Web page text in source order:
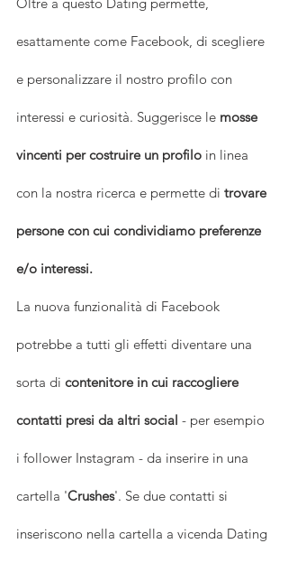
esattamente come Facebook, di scegliere
e personalizzare il nostro profilo con
interessi e curiosità. Suggerisce le mosse
vincenti per costruire un profilo in linea
con la nostra ricerca e permette di trovare
persone con cui condividiamo preferenze
e/o interessi.
La nuova funzionalità di Facebook
potrebbe a tutti gli effetti diventare una
sorta di contenitore in cui raccogliere
contatti presi da altri social - per esempio
i follower Instagram - da inserire in una
cartella 'Crushes'. Se due contatti si
inseriscono nella cartella a vicenda Dating